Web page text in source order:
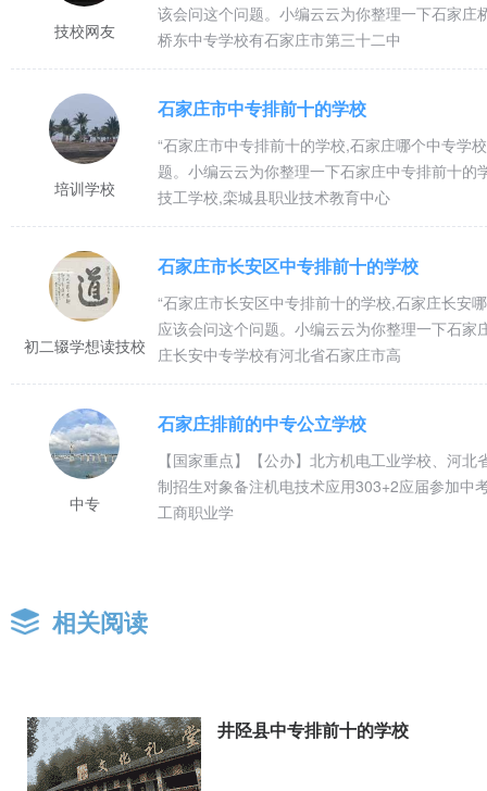
技校网友
该会问这个问题。小编云云为你整理一下石家
桥东中专学校有石家庄市第三十二中
培训学校
石家庄市中专排前十的学校
“石家庄市中专排前十的学校,石家庄哪个中专学
题。小编云云为你整理一下石家庄中专排前十
技工学校,栾城县职业技术教育中心
初二辍学想读技校
石家庄市长安区中专排前十的学校
“石家庄市长安区中专排前十的学校,石家庄长安
应该会问这个问题。小编云云为你整理一下石
庄长安中专学校有河北省石家庄市高
中专
石家庄排前的中专公立学校
【国家重点】【公办】北方机电工业学校、河
制招生对象备注机电技术应用303+2应届参加中
工商职业学
相关阅读
井陉县中专排前十的学校